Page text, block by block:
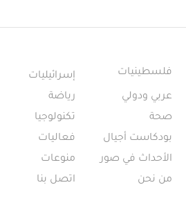
فلسطينيات
إسرائيليات
عربي ودولي
رياضة
صحة
تكنولوجيا
بودكاست أجيال
فعاليات
الأحداث في صور
منوعات
من نحن
اتصل بنا